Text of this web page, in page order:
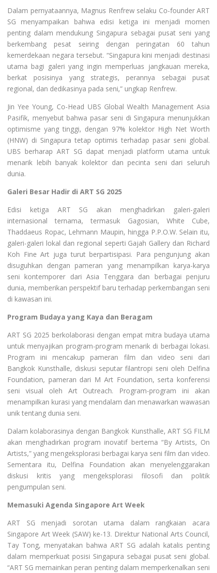
Dalam pernyataannya, Magnus Renfrew selaku Co-founder ART
SG menyampaikan bahwa edisi ketiga ini menjadi momen
penting dalam mendukung Singapura sebagai pusat seni yang
berkembang pesat seiring dengan peringatan 60 tahun
kemerdekaan negara tersebut. “Singapura kini menjadi destinasi
utama bagi galeri yang ingin memperluas jangkauan mereka,
berkat posisinya yang strategis, perannya sebagai pusat
regional, dan dedikasinya pada seni,” ungkap Renfrew.
Jin Yee Young, Co-Head UBS Global Wealth Management Asia
Pasifik, menyebut bahwa pasar seni di Singapura menunjukkan
optimisme yang tinggi, dengan 97% kolektor High Net Worth
(HNW) di Singapura tetap optimis terhadap pasar seni global.
UBS berharap ART SG dapat menjadi platform utama untuk
menarik lebih banyak kolektor dan pecinta seni dari seluruh
dunia.
Galeri Besar Hadir di ART SG 2025
Edisi ketiga ART SG akan menghadirkan galeri-galeri
internasional ternama, termasuk Gagosian, White Cube,
Thaddaeus Ropac, Lehmann Maupin, hingga P.P.O.W. Selain itu,
galeri-galeri lokal dan regional seperti Gajah Gallery dan Richard
Koh Fine Art juga turut berpartisipasi. Para pengunjung akan
disuguhkan dengan pameran yang menampilkan karya-karya
seni kontemporer dari Asia Tenggara dan berbagai penjuru
dunia, memberikan perspektif baru terhadap perkembangan seni
di kawasan ini.
Program Budaya yang Kaya dan Beragam
ART SG 2025 berkolaborasi dengan empat mitra budaya utama
untuk menyajikan program-program menarik di berbagai lokasi.
Program ini mencakup pameran film dan video seni dari
Bangkok Kunsthalle, diskusi seputar filantropi seni oleh Delfina
Foundation, pameran dari M Art Foundation, serta konferensi
seni visual oleh Art Outreach. Program-program ini akan
menampilkan kurasi yang mendalam dan menawarkan wawasan
unik tentang dunia seni.
Dalam kolaborasinya dengan Bangkok Kunsthalle, ART SG FILM
akan menghadirkan program inovatif bertema “By Artists, On
Artists,” yang mengeksplorasi berbagai karya seni film dan video.
Sementara itu, Delfina Foundation akan menyelenggarakan
diskusi kritis yang mengeksplorasi filosofi dan politik
pengumpulan seni.
Memasuki Agenda Singapore Art Week
ART SG menjadi sorotan utama dalam rangkaian acara
Singapore Art Week (SAW) ke-13. Direktur National Arts Council,
Tay Tong, menyatakan bahwa ART SG adalah katalis penting
dalam memperkuat posisi Singapura sebagai pusat seni global.
“ART SG memainkan peran penting dalam memperkenalkan seni